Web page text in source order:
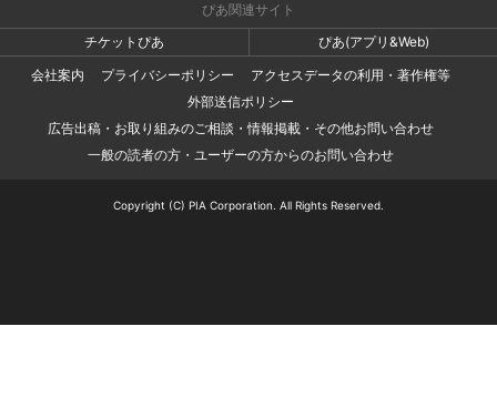
ぴあ関連サイト
チケットぴあ
ぴあ(アプリ&Web)
会社案内
プライバシーポリシー
アクセスデータの利用・著作権等
外部送信ポリシー
広告出稿・お取り組みのご相談・情報掲載・その他お問い合わせ
一般の読者の方・ユーザーの方からのお問い合わせ
Copyright (C) PIA Corporation. All Rights Reserved.